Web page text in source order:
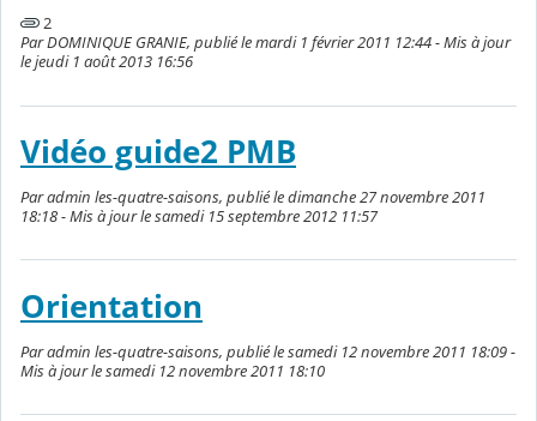
2
Par DOMINIQUE GRANIE, publié le mardi 1 février 2011 12:44 - Mis à jour
le jeudi 1 août 2013 16:56
Vidéo guide2 PMB
Par admin les-quatre-saisons, publié le dimanche 27 novembre 2011
18:18 - Mis à jour le samedi 15 septembre 2012 11:57
Orientation
Par admin les-quatre-saisons, publié le samedi 12 novembre 2011 18:09 -
Mis à jour le samedi 12 novembre 2011 18:10